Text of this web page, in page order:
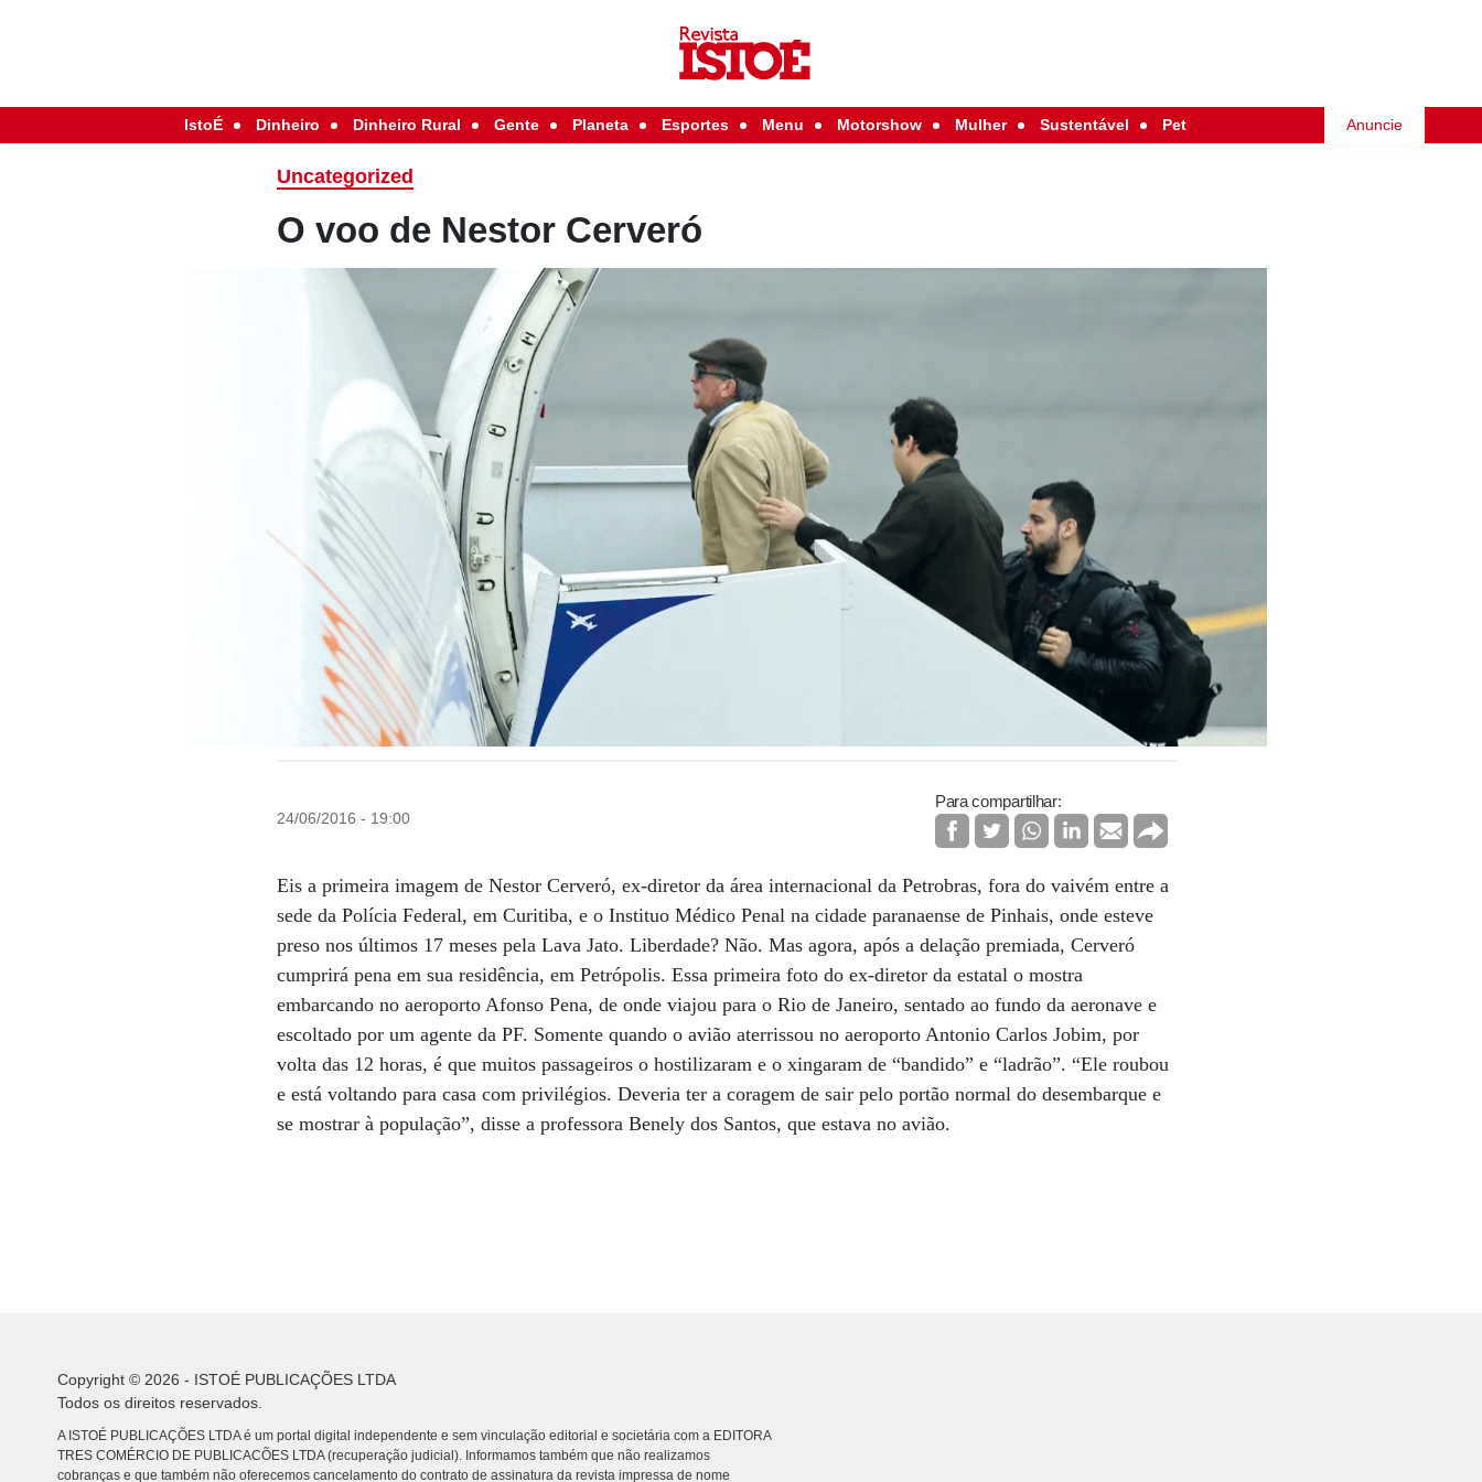
IstoÉ Dinheiro Dinheiro Rural Gente Planeta Esportes Menu Motorshow Mulher Sustentável Pet Anuncie
Uncategorized
O voo de Nestor Cerveró
24/06/2016 - 19:00
Para compartilhar:
Eis a primeira imagem de Nestor Cerveró, ex-diretor da área internacional da Petrobras, fora do vaivém entre a
sede da Polícia Federal, em Curitiba, e o Instituo Médico Penal na cidade paranaense de Pinhais, onde esteve
preso nos últimos 17 meses pela Lava Jato. Liberdade? Não. Mas agora, após a delação premiada, Cerveró
cumprirá pena em sua residência, em Petrópolis. Essa primeira foto do ex-diretor da estatal o mostra
embarcando no aeroporto Afonso Pena, de onde viajou para o Rio de Janeiro, sentado ao fundo da aeronave e
escoltado por um agente da PF. Somente quando o avião aterrissou no aeroporto Antonio Carlos Jobim, por
volta das 12 horas, é que muitos passageiros o hostilizaram e o xingaram de “bandido” e “ladrão”. “Ele roubou
e está voltando para casa com privilégios. Deveria ter a coragem de sair pelo portão normal do desembarque e
se mostrar à população”, disse a professora Benely dos Santos, que estava no avião.
Copyright © 2026 - ISTOÉ PUBLICAÇÕES LTDA
Todos os direitos reservados.
A ISTOÉ PUBLICAÇÕES LTDA é um portal digital independente e sem vinculação editorial e societária com a EDITORA
TRES COMÉRCIO DE PUBLICACÕES LTDA (recuperação judicial). Informamos também que não realizamos
cobranças e que também não oferecemos cancelamento do contrato de assinatura da revista impressa de nome